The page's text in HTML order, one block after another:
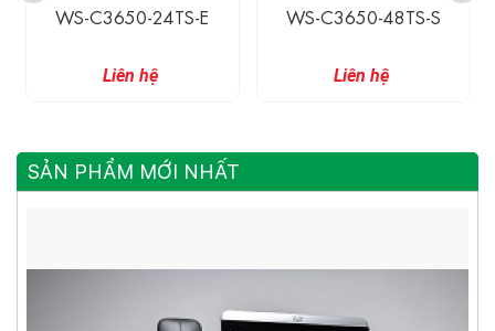
WS-C3650-24TS-E
Liên hệ
WS-C3650-48TS-S
Liên hệ
SẢN PHẨM MỚI NHẤT